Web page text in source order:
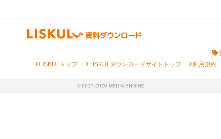
chevron_rightLISKULトップ chevron_rightLISKULダウンロードサイトトップ chevron_right利用規約
© 2017-2026 MEDIA ENGINE